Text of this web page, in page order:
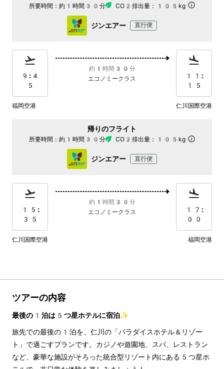
所要時間： 約1時間30分 CO2排出量： 105kg
ジンエアー 直行便
9:4
5
約1時間30分
エコノミークラス
11:
15
福岡空港 仁川国際空港
帰りのフライト
所要時間： 約1時間30分 CO2排出量： 105kg
ジンエアー 直行便
15:
35
約1時間30分
エコノミークラス
17:
00
仁川国際空港 福岡空港
ツアーの内容
最後の1泊は5つ星ホテルに宿泊✨
旅先での最後の1泊を、仁川の「パラダイスホテル＆リゾー
ト」で過ごすプランです。カジノや遊園地、スパ、レストラン
など、豪華な施設がそろった統合型リゾート内にある5つ星ホ